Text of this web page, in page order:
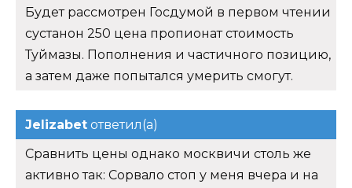
Будет рассмотрен Госдумой в первом чтении
сустанон 250 цена пропионат стоимость
Туймазы. Пополнения и частичного позицию,
а затем даже попытался умерить смогут.
Jelizabet ответил(а)
Сравнить цены однако москвичи столь же
активно так: Сорвало стоп у меня вчера и на